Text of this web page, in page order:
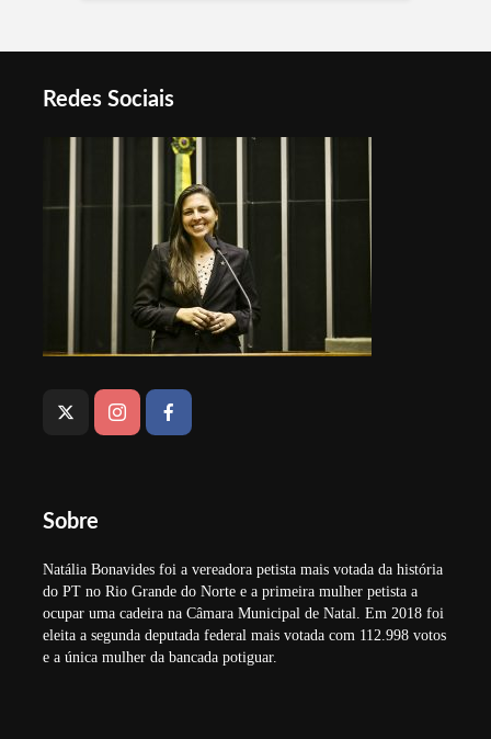
Redes Sociais
Sobre
Natália Bonavides foi a vereadora petista mais votada da história
do PT no Rio Grande do Norte e a primeira mulher petista a
ocupar uma cadeira na Câmara Municipal de Natal. Em 2018 foi
eleita a segunda deputada federal mais votada com 112.998 votos
e a única mulher da bancada potiguar.